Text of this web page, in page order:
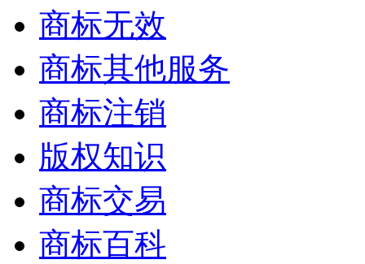
商标无效
商标其他服务
商标注销
版权知识
商标交易
商标百科